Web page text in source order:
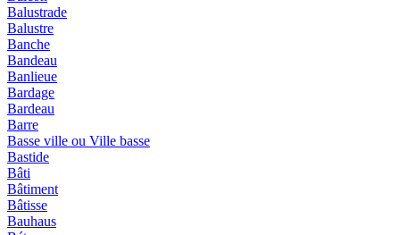
Balustrade
Balustre
Banche
Bandeau
Banlieue
Bardage
Bardeau
Barre
Basse ville ou Ville basse
Bastide
Bâti
Bâtiment
Bâtisse
Bauhaus